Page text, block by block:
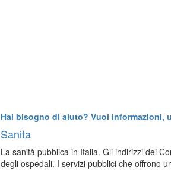
Hai bisogno di aiuto? Vuoi informazioni,
Sanita
La sanità pubblica in Italia. Gli indirizzi dei
degli ospedali. I servizi pubblici che offrono